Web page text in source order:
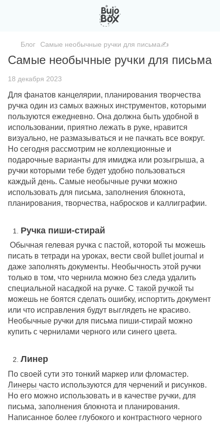
Блог Самые необычные ручки для письма✍️
Самые необычные ручки для письма
18 декабря 2023
Для фанатов канцелярии, планирования творчества
ручка один из самых важных инструментов, которыми
пользуются ежедневно. Она должна быть удобной в
использовании, приятно лежать в руке, нравится
визуально, не размазываться и не пачкать все вокруг.
Но сегодня рассмотрим не коллекционные и
подарочные варианты для имиджа или розыгрыша, а
ручки которыми тебе будет удобно пользоваться
каждый день. Самые необычные ручки можно
использовать для письма, заполнения блокнота,
планирования, творчества, набросков и каллиграфии.
Ручка пиши-стирай
Обычная гелевая ручка с пастой, которой ты можешь
писать в тетради на уроках, вести свой bullet journal и
даже заполнять документы. Необычность этой ручки
только в том, что чернила можно без следа удалить
специальной насадкой на ручке. С такой ручкой ты
можешь не боятся сделать ошибку, испортить документ
или что исправления будут выглядеть не красиво.
Необычные ручки для письма пиши-стирай можно
купить с чернилами черного или синего цвета.
Линер
По своей сути это тонкий маркер или фломастер.
Линеры часто используются для черчений и рисунков.
Но его можно использовать и в качестве ручки, для
письма, заполнения блокнота и планирования.
Написанное более глубокого и контрастного черного